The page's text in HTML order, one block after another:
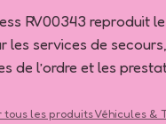
RV00343 reproduit
services de
de l’ordre et les
tous les produits Véhicules &